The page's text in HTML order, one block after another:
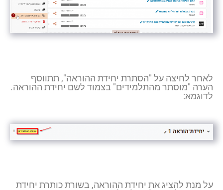
לאחר לחיצה על "הסתרת יחידת ההוראה", תתווסף
הערה "מוסתר מהתלמידים" בצמוד לשם יחידת ההוראה.
לדוגמא:
על מנת להציג את יחידת ההוראה, בשורת כותרת יחידת